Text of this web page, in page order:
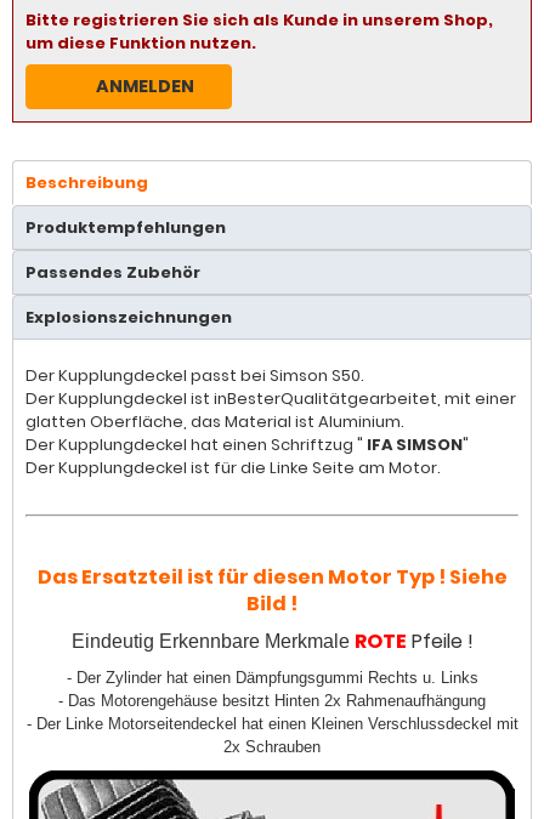
Bitte registrieren Sie sich als Kunde in unserem Shop,
um diese Funktion nutzen.
ANMELDEN
Beschreibung
Produktempfehlungen
Passendes Zubehör
Explosionszeichnungen
Der Kupplungdeckel passt bei Simson S50.
Der Kupplungdeckel ist inBesterQualitätgearbeitet, mit einer
glatten Oberfläche, das Material ist Aluminium.
Der Kupplungdeckel hat einen Schriftzug " IFA SIMSON"
Der Kupplungdeckel ist für die Linke Seite am Motor.
Das Ersatzteil ist für diesen Motor Typ ! Siehe
Bild !
Eindeutig Erkennbare Merkmale ROTE Pfeile !
- Der Zylinder hat einen Dämpfungsgummi Rechts u. Links
- Das Motorengehäuse besitzt Hinten 2x Rahmenaufhängung
- Der Linke Motorseitendeckel hat einen Kleinen Verschlussdeckel mit
2x Schrauben